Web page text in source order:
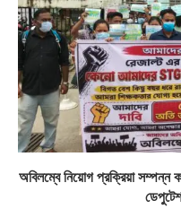
অবিলম্বে নিয়োগ প্রক্রিয়া সম্পন্ন